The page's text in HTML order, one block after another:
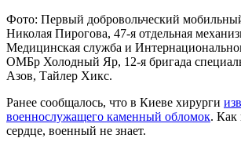
Фото: Первый добровольческий
Николая Пирогова, 47-я отдельная
Медицинская служба и
ОМБр Холодный Яр, 12-я бригада
Азов, Тайлер Хикс.
Ранее сообщалось, что в Киеве хирурги
военнослужащего каменный обломок. Как
сердце, военный не знает.